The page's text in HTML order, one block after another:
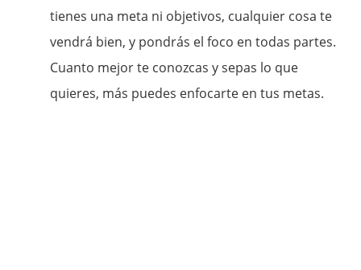
tienes una meta ni objetivos, cualquier cosa te
vendrá bien, y pondrás el foco en todas partes.
Cuanto mejor te conozcas y sepas lo que
quieres, más puedes enfocarte en tus metas.